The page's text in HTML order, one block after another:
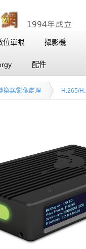
位單眼 攝影機
配件
換器/影像處理 H.265/